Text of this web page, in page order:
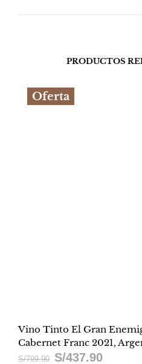
PRODUCTOS
Oferta
Vino Tinto El Gran
Cabernet Franc 2021,
S/799.90 El
S/437.90El